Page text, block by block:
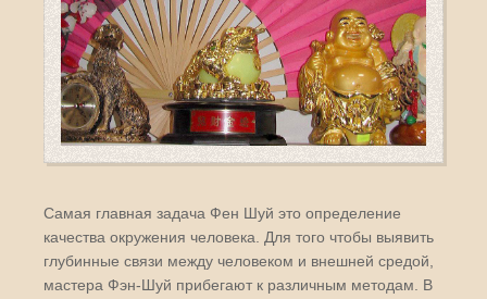
Самая главная задача Фен Шуй это определение
качества окружения человека. Для того чтобы выявить
глубинные связи между человеком и внешней средой,
мастера Фэн-Шуй прибегают к различным методам. В